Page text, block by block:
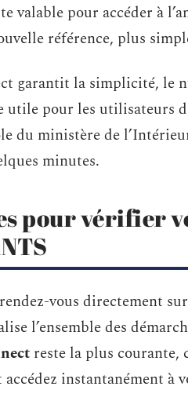
valable pour accéder à
référence, plus
garantit la simplicité, le
pour les utilisateurs
du ministère de
minutes.
pour vérifier
vous directement
l’ensemble des
reste la plus courante,
instantanément à